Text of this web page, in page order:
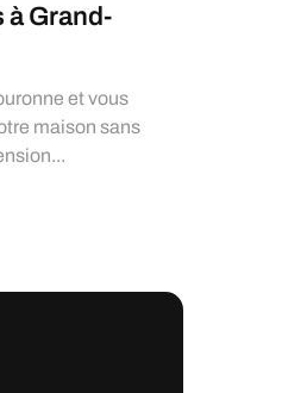
Grand-
et vous
maison sans